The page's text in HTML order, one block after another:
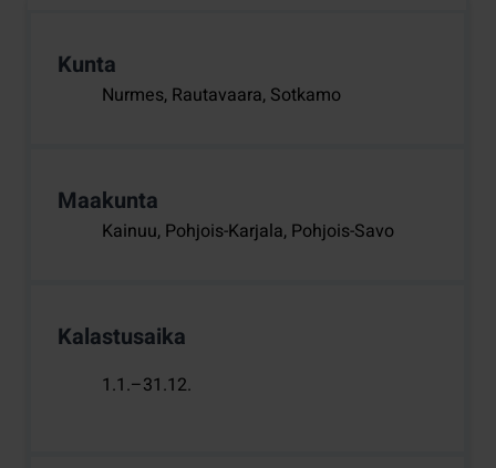
Kunta
Nurmes, Rautavaara, Sotkamo
Maakunta
Kainuu, Pohjois-Karjala, Pohjois-Savo
Kalastusaika
1.1.–31.12.